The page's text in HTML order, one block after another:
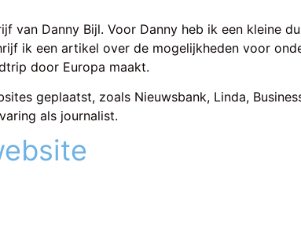
van Danny Bijl. Voor Danny heb ik een kleine
ik een artikel over de mogelijkheden voor
door Europa maakt.
geplaatst, zoals Nieuwsbank, Linda,
als journalist.